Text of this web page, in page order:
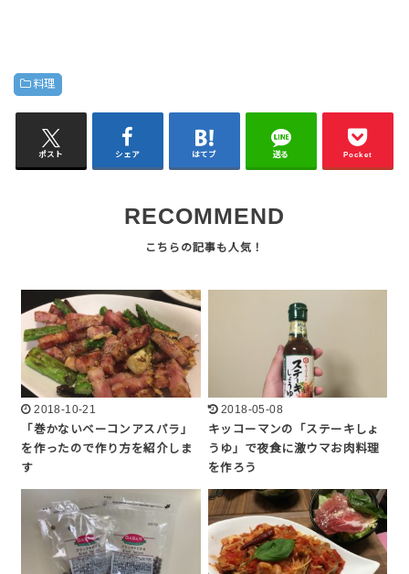
料理
ポスト シェア はてブ 送る Pocket
RECOMMEND
2018-10-21
「巻かないベーコンアスパラ」
を作ったので作り方を紹介しま
す
2018-05-08
キッコーマンの「ステーキしょ
うゆ」で夜食に激ウマお肉料理
を作ろう